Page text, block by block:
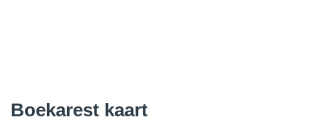
Boekarest kaart